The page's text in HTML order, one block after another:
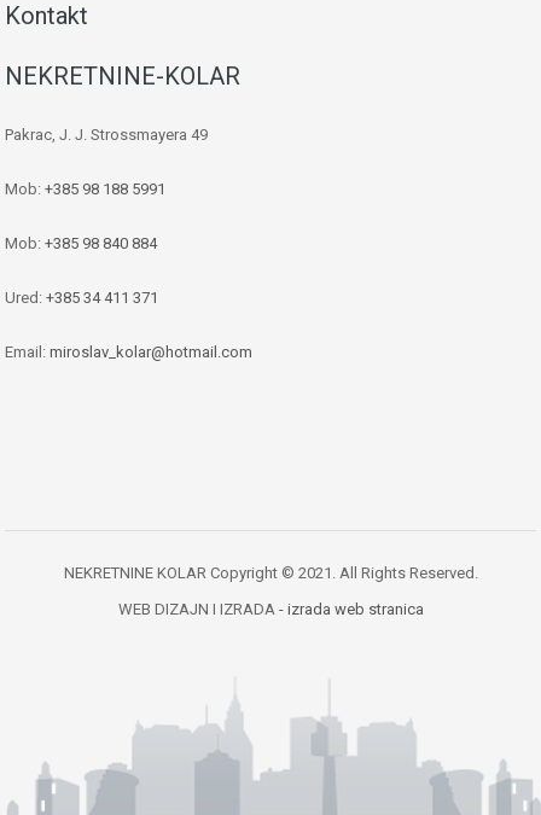
Kontakt
NEKRETNINE-KOLAR
Pakrac, J. J. Strossmayera 49
Mob: +385 98 188 5991
Mob: +385 98 840 884
Ured: +385 34 411 371
Email: miroslav_kolar@hotmail.com
NEKRETNINE KOLAR Copyright © 2021. All Rights Reserved.
WEB DIZAJN I IZRADA - izrada web stranica